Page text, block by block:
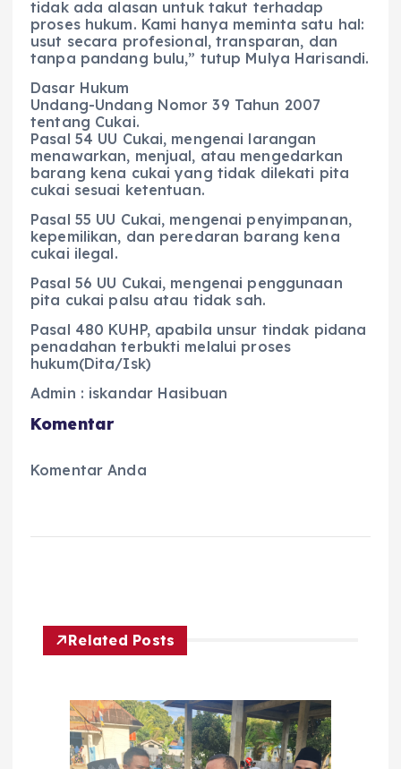
tidak ada alasan untuk takut terhadap
proses hukum. Kami hanya meminta satu hal:
usut secara profesional, transparan, dan
tanpa pandang bulu,” tutup Mulya Harisandi.
Dasar Hukum
Undang-Undang Nomor 39 Tahun 2007
tentang Cukai.
Pasal 54 UU Cukai, mengenai larangan
menawarkan, menjual, atau mengedarkan
barang kena cukai yang tidak dilekati pita
cukai sesuai ketentuan.
Pasal 55 UU Cukai, mengenai penyimpanan,
kepemilikan, dan peredaran barang kena
cukai ilegal.
Pasal 56 UU Cukai, mengenai penggunaan
pita cukai palsu atau tidak sah.
Pasal 480 KUHP, apabila unsur tindak pidana
penadahan terbukti melalui proses
hukum(Dita/Isk)
Admin : iskandar Hasibuan
Komentar
Komentar Anda
Related Posts